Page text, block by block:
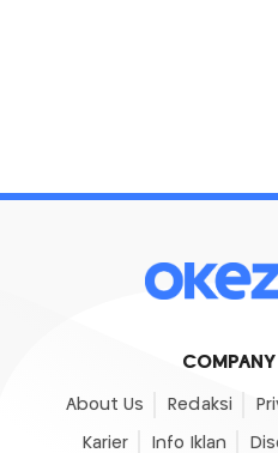
COMPANY
About Us Redaksi
Karier Info Iklan